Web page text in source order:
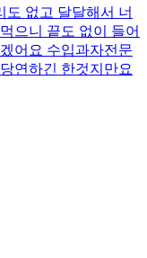
도 없고 달달해서 너
으니 끝도 없이 들어
어요 수입과자전문
연하긴 한것지만요